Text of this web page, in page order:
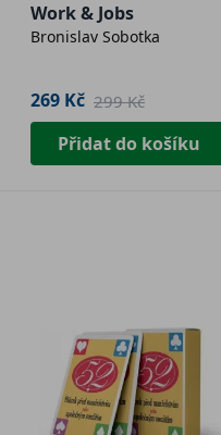
Work & Jobs
Bronislav Sobotka
269 Kč 299 Kč
Přidat do košíku